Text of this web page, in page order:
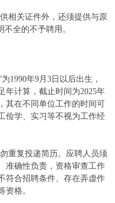
相关证件外，还须提供与原
全的不予聘用。
1990年9月3日以后出生，
年计算，截止时间为2025年
其在不同单位工作的时间可
俭学、实习等不视为工作经
重复投递简历。应聘人员须
准确性负责，资格审查工作
符合招聘条件、存在弄虚作
资格。